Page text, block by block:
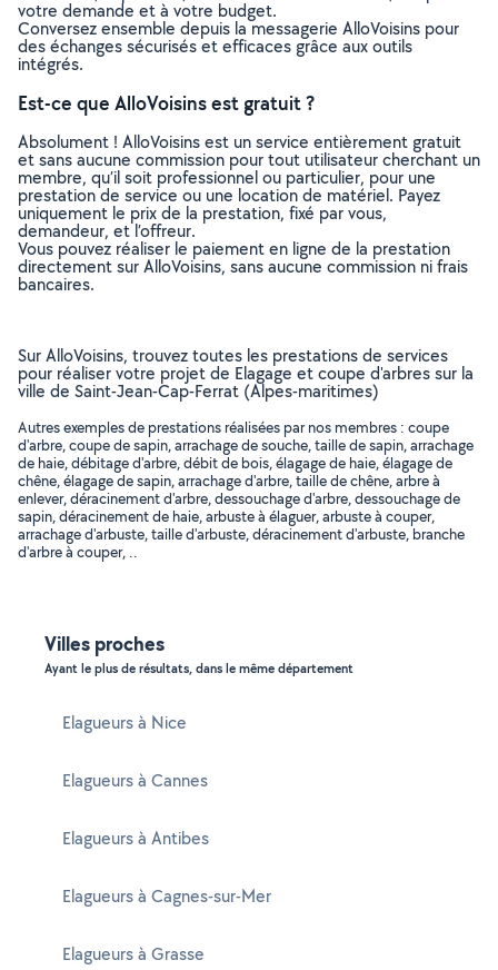
votre demande et à votre budget.
Conversez ensemble depuis la messagerie AlloVoisins pour
des échanges sécurisés et efficaces grâce aux outils
intégrés.
Est-ce que AlloVoisins est gratuit ?
Absolument ! AlloVoisins est un service entièrement gratuit
et sans aucune commission pour tout utilisateur cherchant un
membre, qu’il soit professionnel ou particulier, pour une
prestation de service ou une location de matériel. Payez
uniquement le prix de la prestation, fixé par vous,
demandeur, et l’offreur.
Vous pouvez réaliser le paiement en ligne de la prestation
directement sur AlloVoisins, sans aucune commission ni frais
bancaires.
Sur AlloVoisins, trouvez toutes les prestations de services
pour réaliser votre projet de Elagage et coupe d'arbres sur la
ville de Saint-Jean-Cap-Ferrat (Alpes-maritimes)
Autres exemples de prestations réalisées par nos membres : coupe
d'arbre, coupe de sapin, arrachage de souche, taille de sapin, arrachage
de haie, débitage d'arbre, débit de bois, élagage de haie, élagage de
chêne, élagage de sapin, arrachage d'arbre, taille de chêne, arbre à
enlever, déracinement d'arbre, dessouchage d'arbre, dessouchage de
sapin, déracinement de haie, arbuste à élaguer, arbuste à couper,
arrachage d'arbuste, taille d'arbuste, déracinement d'arbuste, branche
d'arbre à couper, ..
Villes proches
Ayant le plus de résultats, dans le même département
Elagueurs à Nice
Elagueurs à Cannes
Elagueurs à Antibes
Elagueurs à Cagnes-sur-Mer
Elagueurs à Grasse